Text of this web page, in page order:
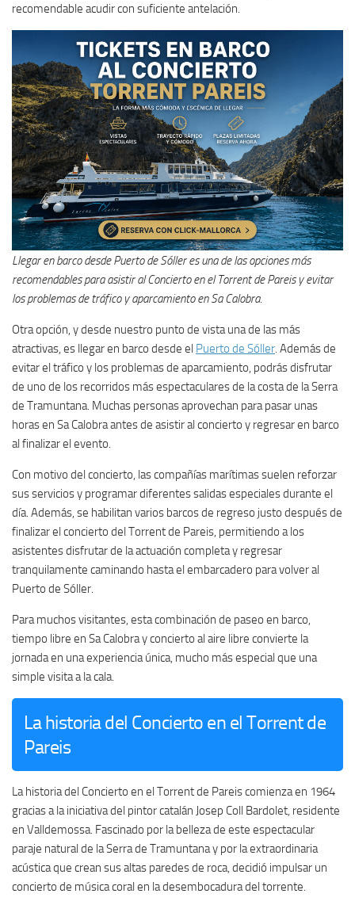
recomendable acudir con suficiente antelación.
Llegar en barco desde Puerto de Sóller es una de las opciones más
recomendables para asistir al Concierto en el Torrent de Pareis y evitar
los problemas de tráfico y aparcamiento en Sa Calobra.
Otra opción, y desde nuestro punto de vista una de las más
atractivas, es llegar en barco desde el Puerto de Sóller . Además de
evitar el tráfico y los problemas de aparcamiento, podrás disfrutar
de uno de los recorridos más espectaculares de la costa de la Serra
de Tramuntana. Muchas personas aprovechan para pasar unas
horas en Sa Calobra antes de asistir al concierto y regresar en barco
al finalizar el evento.
Con motivo del concierto, las compañías marítimas suelen reforzar
sus servicios y programar diferentes salidas especiales durante el
día. Además, se habilitan varios barcos de regreso justo después de
finalizar el concierto del Torrent de Pareis, permitiendo a los
asistentes disfrutar de la actuación completa y regresar
tranquilamente caminando hasta el embarcadero para volver al
Puerto de Sóller.
Para muchos visitantes, esta combinación de paseo en barco,
tiempo libre en Sa Calobra y concierto al aire libre convierte la
jornada en una experiencia única, mucho más especial que una
simple visita a la cala.
La historia del Concierto en el Torrent de
Pareis
La historia del Concierto en el Torrent de Pareis comienza en 1964
gracias a la iniciativa del pintor catalán Josep Coll Bardolet, residente
en Valldemossa. Fascinado por la belleza de este espectacular
paraje natural de la Serra de Tramuntana y por la extraordinaria
acústica que crean sus altas paredes de roca, decidió impulsar un
concierto de música coral en la desembocadura del torrente.